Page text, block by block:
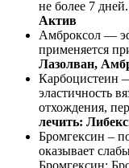
не более 7 дней.
Актив
Амброксол —
применяется
Лазолван,
Карбоцистеин
эластичность
отхождения,
лечить:
Бромгексин –
оказывает
Бромгексин;